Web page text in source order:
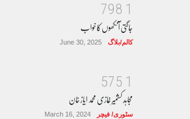
1
8
9
7
جاگتی آنکھوں کا خواب
کالم/بلاگ June 30, 2025
1
5
7
5
مجاہد کشمیر غازی محمد ایاز خان
سٹوری/ فیچر March 16, 2024